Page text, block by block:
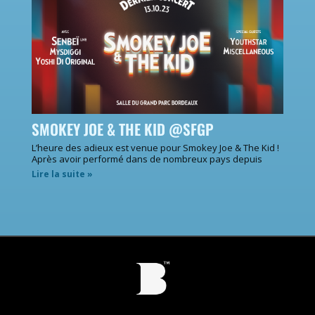
SMOKEY JOE & THE KID @SFGP
L’heure des adieux est venue pour Smokey Joe & The Kid !
Après avoir performé dans de nombreux pays depuis
Lire la suite »